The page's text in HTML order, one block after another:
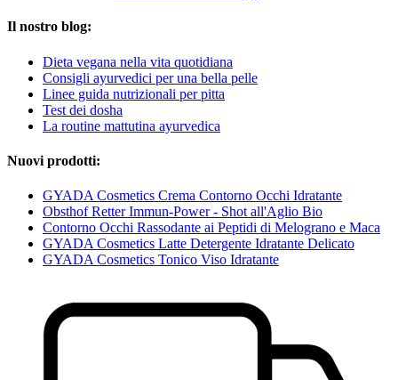
Il nostro blog:
Dieta vegana nella vita quotidiana
Consigli ayurvedici per una bella pelle
Linee guida nutrizionali per pitta
Test dei dosha
La routine mattutina ayurvedica
Nuovi prodotti:
GYADA Cosmetics Crema Contorno Occhi Idratante
Obsthof Retter Immun-Power - Shot all'Aglio Bio
Contorno Occhi Rassodante ai Peptidi di Melograno e Maca
GYADA Cosmetics Latte Detergente Idratante Delicato
GYADA Cosmetics Tonico Viso Idratante